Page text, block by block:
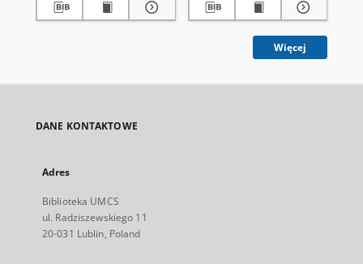
Więcej
DANE KONTAKTOWE
Adres
Biblioteka UMCS
ul. Radziszewskiego 11
20-031 Lublin, Poland